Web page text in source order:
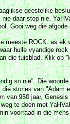
geestelike
daar stop nie.
Gooi weg die
meeste ROCK. as ek
hulle vyandige
die tuisblad. Klik op
so nie". Die
stories van "Adam
van 950 jaar, Genesis
te doen met
voorraad in die